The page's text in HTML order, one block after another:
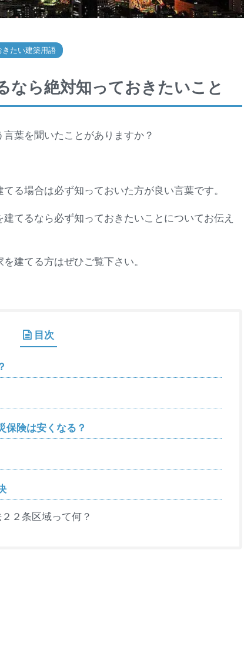
きたい建築用語
なら絶対知っておきたいこと
葉を聞いたことがありますか？
る場合は必ず知っておいた方が良い言葉です。
てるなら必ず知っておきたいことについてお伝え
建てる方はぜひご覧下さい。
目次
保険は安くなる？
２条区域って何？